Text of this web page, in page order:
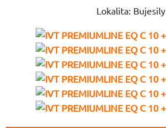
Lokalita: Bujesily